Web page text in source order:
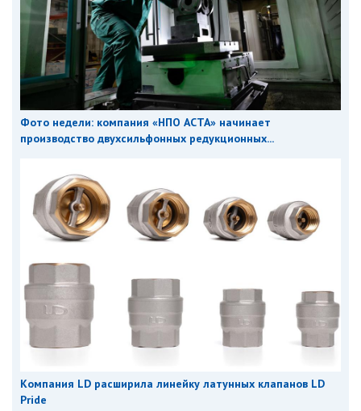
Фото недели: компания «НПО АСТА» начинает
производство двухсильфонных редукционных...
Компания LD расширила линейку латунных клапанов LD
Pride